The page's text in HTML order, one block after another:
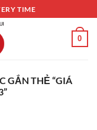
TIME
0
GẮN THẺ “GIÁ